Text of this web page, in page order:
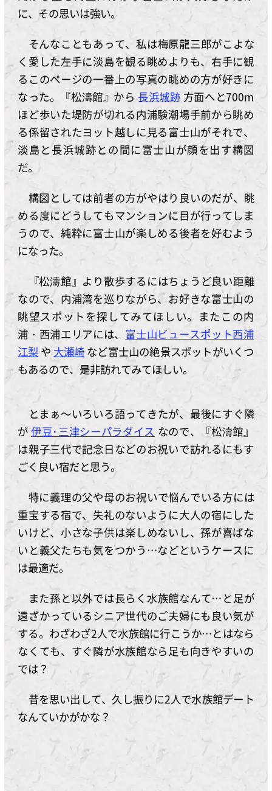
に、その思いは強い。
そんなこともあって、私は梅原龍三郎がこよな
く愛した左手に淡島を観る眺めよりも、右手に観
るこのページの一番上の写真の眺めの方が好きに
なった。『松濤館』から 長浜城跡 方面へと700m
ほど歩いた堤防が切れる内浦験潮場手前から眺め
る係留されたヨット越しに見る富士山がそれで、
淡島と長浜城跡との間に富士山が顔を出す構図
だ。
構図としては前者の方がやはり良いのだが、眺
める度にどうしてもマンションに目が行ってしま
うので、純粋に富士山が楽しめる後者を好むよう
になった。
『松濤館』より散歩するにはちょうど良い距離
なので、内浦湾を巡りながら、お好きな富士山の
眺望スポットを探してみてほしい。またこの内
浦・西浦エリアには、 富士山ビュースポット西浦
江梨 や 大瀬崎 など富士山の絶景スポットがいくつ
もあるので、是非訪れてみてほしい。
とまぁ～いろいろ語ってきたが、最後にすぐ隣
が伊豆･三津シーパラダイス なので、『松濤館』
は親子三代で記念日などのお祝いで訪れるにもす
ごく良い宿だと思う。
特に義理の父や母のお祝いで悩んでいる方には
重宝する宿で、失礼のないように大人の宿にした
いけど、小さな子供は楽しめないし、孫が喜ばな
いと義父たちも気をつかう…などというケースに
は最適だ。
また孫と以外では長らく水族館なんて…と足が
遠ざかっているシニア世代のご夫婦にも良い気が
する。わざわざ2人で水族館に行こうか…とはなら
なくても、すぐ隣が水族館なら足も向きやすいの
では？
昔を思い出して、久し振りに2人で水族館デート
なんていかがかな？